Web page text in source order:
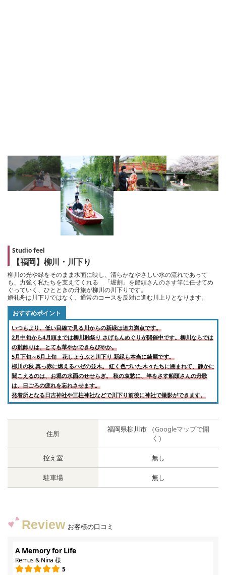
Studio feel
【福岡】柳川・川下り
柳川の光や緑をそのまま水面に映し、清らかなやさしい水の流れであって
も、力強く私たちを支えてくれる 「堀割」を船頭さんのさす竿に任せてめ
ぐっていく、ひとときの舟旅が柳川の川下りです。
婚礼舟は川下りではなく、通常のコースを反対に進む川上りとなります。
おすすめポイント
いつもより、低い目線で見る川からの新緑は迫力満点です。
2月中旬から4月頭までは柳川雛祭り さげもんめぐりが開催中です。柳川ならでは
の雛飾りは、とても華やかできらびやか。
5月下旬～6月上旬 花しょうぶと川下り 新緑も本当に綺麗です。
柳川の秋 真っ赤に燃えるハゼの並木。 紅く色づいた木々たちに囲まれて、静かに
聞こえるのは、お堀の水面のせせらぎ。 秋の哀愁に、竿をさす船頭さんの舟歌
は、日ごろの疲れを忘れさせます。
発着所となる日吉神社や三柱神社などで川下り前後に神社で撮影ができます。
住所 福岡県柳川市 （Googleマップで開
く ）
控え室 無し
駐車場 無し
Review お客様の口コミ
A Memory for Life
Remus & Nina 様
5